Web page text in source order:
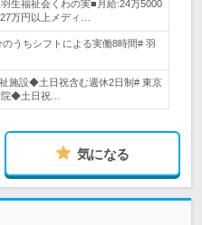
生福祉会くわの実■月給:24万5000
万円以上メディ…
うちシフトによる実働8時間# 羽
施設◆土日祝含む週休2日制# 東京
院◆土日祝…
気になる